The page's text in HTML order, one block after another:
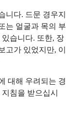
니다. 드문 경우지
는 얼굴과 목의 부
습니다. 또한, 장
고가 있었지만, 이
대해 우려되는 경
침을 받으십시